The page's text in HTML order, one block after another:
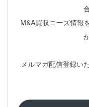
M&A買収ニーズ情報
メルマガ配信登録い